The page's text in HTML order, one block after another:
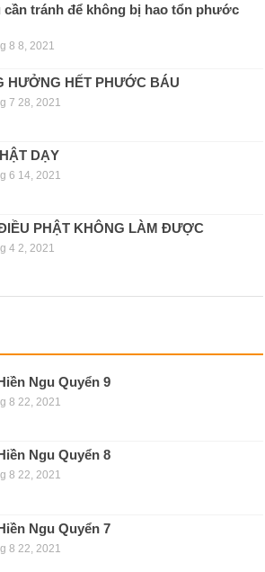
cần tránh để không bị hao tổn phước
8 8, 2021
HƯỞNG HẾT PHƯỚC BÁU
7 28, 2021
DẠY
6 14, 2021
PHẬT KHÔNG LÀM ĐƯỢC
4 2, 2021
Ngu Quyển 9
8 22, 2021
Ngu Quyển 8
8 22, 2021
Ngu Quyển 7
8 22, 2021